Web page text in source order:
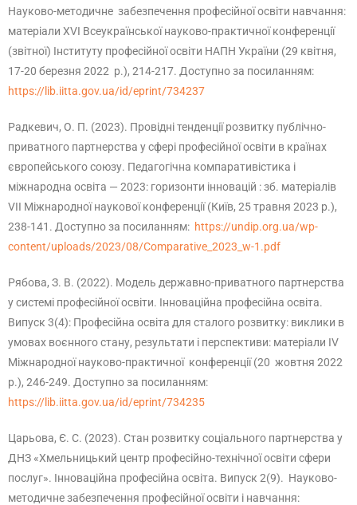
Науково-методичне забезпечення професійної освіти навчання:
матеріали ХVІ Всеукраїнської науково-практичної конференції
(звітної) Інституту професійної освіти НАПН України (29 квітня,
17-20 березня 2022 р.), 214-217. Доступно за посиланням:
https://lib.iitta.gov.ua/id/eprint/734237
Радкевич, О. П. (2023). Провідні тенденції розвитку публічно-
приватного партнерства у сфері професійної освіти в країнах
європейського союзу. Педагогічна компаративістика і
міжнародна освіта — 2023: горизонти інновацій : зб. матеріалів
VІІ Міжнародної наукової конференції (Київ, 25 травня 2023 р.),
238-141. Доступно за посиланням: https://undip.org.ua/wp-
content/uploads/2023/08/Comparative_2023_w-1.pdf
Рябова, З. В. (2022). Модель державно-приватного партнерства
у системі професійної освіти. Інноваційна професійна освіта.
Випуск 3(4): Професійна освіта для сталого розвитку: виклики в
умовах воєнного стану, результати і перспективи: матеріали ІV
Міжнародної науково-практичної конференції (20 жовтня 2022
р.), 246-249. Доступно за посиланням:
https://lib.iitta.gov.ua/id/eprint/734235
Царьова, Є. С. (2023). Стан розвитку соціального партнерства у
ДНЗ «Хмельницький центр професійно-технічної освіти сфери
послуг». Інноваційна професійна освіта. Випуск 2(9). Науково-
методичне забезпечення професійної освіти і навчання: